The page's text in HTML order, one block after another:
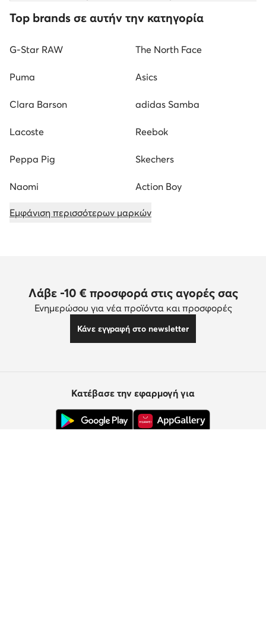
Top brands σε αυτήν την κατηγορία
G-Star RAW The North Face
Puma Asics
Clara Barson adidas Samba
Lacoste Reebok
Peppa Pig Skechers
Naomi Action Boy
Εμφάνιση περισσότερων μαρκών
Λάβε -10 € προσφορά στις αγορές σας
Ενημερώσου για νέα προϊόντα και προσφορές
Κάνε εγγραφή στο newsletter
Κατέβασε την εφαρμογή για